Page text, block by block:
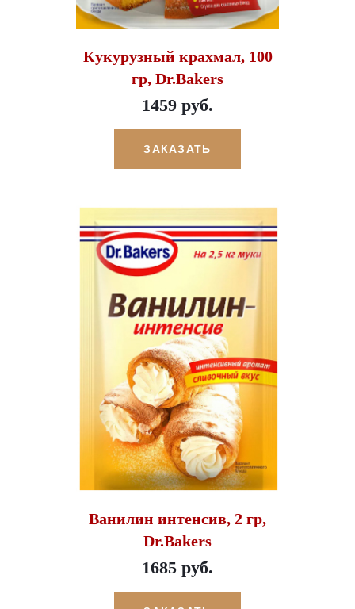
Кукурузный крахмал, 100
гр, Dr.Bakers
1459 руб.
ЗАКАЗАТЬ
Ванилин интенсив, 2 гр,
Dr.Bakers
1685 руб.